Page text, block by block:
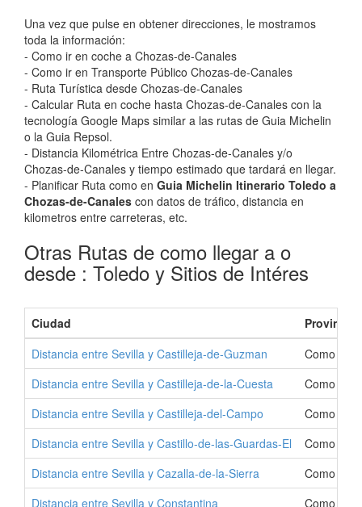
Una vez que pulse en obtener direcciones, le mostramos
toda la información:
- Como ir en coche a Chozas-de-Canales
- Como ir en Transporte Público Chozas-de-Canales
- Ruta Turística desde Chozas-de-Canales
- Calcular Ruta en coche hasta Chozas-de-Canales con la
tecnología Google Maps similar a las rutas de Guia Michelin
o la Guia Repsol.
- Distancia Kilométrica Entre Chozas-de-Canales y/o
Chozas-de-Canales y tiempo estimado que tardará en llegar.
- Planificar Ruta como en Guia Michelin Itinerario Toledo a
Chozas-de-Canales con datos de tráfico, distancia en
kilometros entre carreteras, etc.
Otras Rutas de como llegar a o
desde : Toledo y Sitios de Intéres
Ciudad
Provincia
Distancia entre Sevilla y Castilleja-de-Guzman
Como Ir a
Distancia entre Sevilla y Castilleja-de-la-Cuesta
Como Ir a
Distancia entre Sevilla y Castilleja-del-Campo
Como Ir a
Distancia entre Sevilla y Castillo-de-las-Guardas-El
Como Ir a
Distancia entre Sevilla y Cazalla-de-la-Sierra
Como Ir a
Distancia entre Sevilla y Constantina
Como Ir a